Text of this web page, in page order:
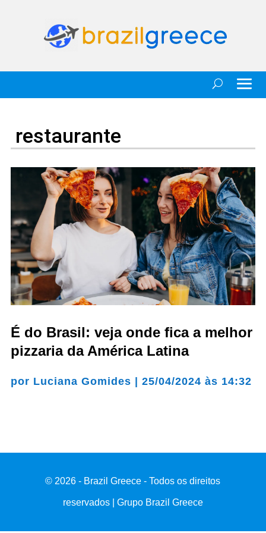
restaurante
É do Brasil: veja onde fica a melhor
pizzaria da América Latina
por Luciana Gomides | 25/04/2024 às 14:32
© 2026 - Brazil Greece - Todos os direitos
reservados | Grupo Brazil Greece